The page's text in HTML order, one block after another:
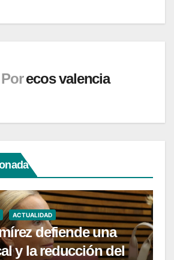
Por ecos valencia
ACTUALIDAD
defiende una
y la reducción del